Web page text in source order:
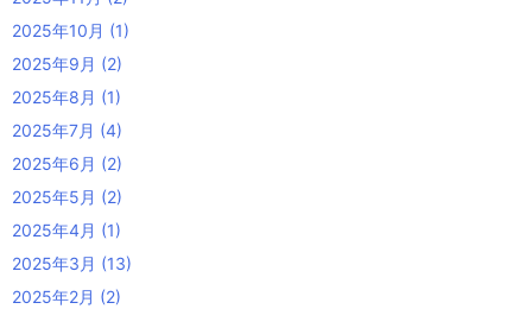
2025年10月 (1)
2025年9月 (2)
2025年8月 (1)
2025年7月 (4)
2025年6月 (2)
2025年5月 (2)
2025年4月 (1)
2025年3月 (13)
2025年2月 (2)